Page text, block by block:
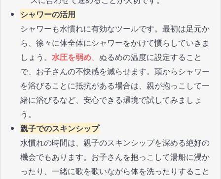
シャワーの活用
シャワーも水慣れに有効なツールです。最初は足元か
ら、徐々に体全体にシャワーをかけて慣らしていきま
しょう。 水圧を弱め、 ぬるめの温度に設定すること
で、お子さんの不快感を減らせます。頭からシャワー
を浴びることに抵抗がある場合は、親が抱っこして一
緒に浴びるなど、安心できる環境で試してみましょ
う。
親子でのスキンシップ
水慣れの時間は、親子のスキンシップを深める絶好の
機会でもあります。お子さんを抱っこして湯船に浸か
ったり、一緒に歌を歌いながら体を洗ったりすること